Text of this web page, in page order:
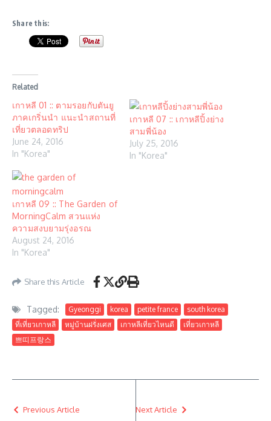
Share this:
Related
เกาหลี 01 :: ตามรอยกับตันยู
ภาคเกริ่นนำ แนะนำสถานที่
เที่ยวตลอดทริป
June 24, 2016
In "Korea"
เกาหลี 07 :: เกาหลีปิ้งย่าง
สามพี่น้อง
July 25, 2016
In "Korea"
เกาหลี 09 :: The Garden of
MorningCalm สวนแห่ง
ความสงบยามรุ่งอรณ
August 24, 2016
In "Korea"
Share this Article
Tagged: Gyeonggi korea petite france
south korea
ที่เที่ยวเกาหลี
หมู่บ้านฝรั่งเศส เกาหลีเที่ยวไหนดี
เที่ยวเกาหลี
쁘띠프랑스
Previous Article Next Article